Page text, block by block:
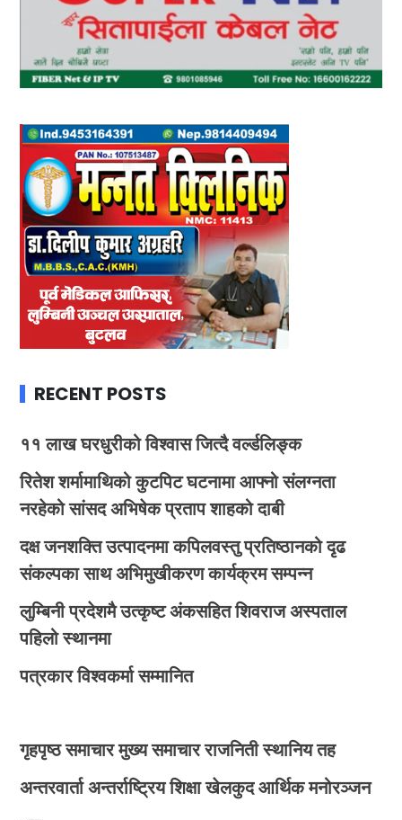
RECENT POSTS
११ लाख घरधुरीको विश्वास जित्दै वर्ल्डलिङ्क
रितेश शर्मामाथिको कुटपिट घटनामा आफ्नो संलग्नता
नरहेको सांसद अभिषेक प्रताप शाहको दाबी
दक्ष जनशक्ति उत्पादनमा कपिलवस्तु प्रतिष्ठानको दृढ
संकल्पका साथ अभिमुखीकरण कार्यक्रम सम्पन्न
लुम्बिनी प्रदेशमै उत्कृष्ट अंकसहित शिवराज अस्पताल
पहिलो स्थानमा
पत्रकार विश्वकर्मा सम्मानित
गृहपृष्ठ समाचार मुख्य समाचार राजनिती स्थानिय तह
अन्तरवार्ता अन्तर्राष्ट्रिय शिक्षा खेलकुद आर्थिक मनोरञ्जन